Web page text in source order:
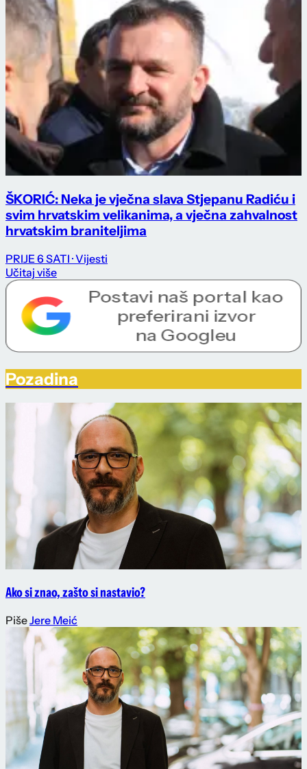
ŠKORIĆ: Neka je vječna slava Stjepanu Radiću i
svim hrvatskim velikanima, a vječna zahvalnost
hrvatskim braniteljima
PRIJE 6 SATI · Vijesti
Učitaj više
Pozadina
Ako si znao, zašto si nastavio?
PišeJere Meić